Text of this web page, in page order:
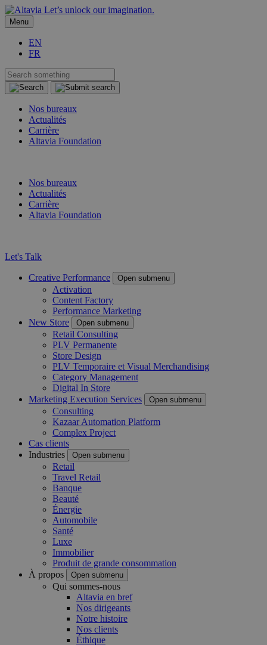
Let’s unlock our imagination.
Menu
EN
FR
Nos bureaux
Actualités
Carrière
Altavia Foundation
Nos bureaux
Actualités
Carrière
Altavia Foundation
Let's Talk
Creative Performance Open submenu
Activation
Content Factory
Performance Marketing
New Store
Open submenu
Retail Consulting
PLV Permanente
Store Design
PLV Temporaire et Visual Merchandising
Category Management
Digital In Store
Marketing Execution Services
Open submenu
Consulting
Kazaar Automation Platform
Complex Project
Cas clients
Industries
Open submenu
Retail
Travel Retail
Banque
Beauté
Énergie
Automobile
Santé
Luxe
Immobilier
Produit de grande consommation
À propos
Open submenu
Qui sommes-nous
Altavia en bref
Nos dirigeants
Notre histoire
Nos clients
Éthique